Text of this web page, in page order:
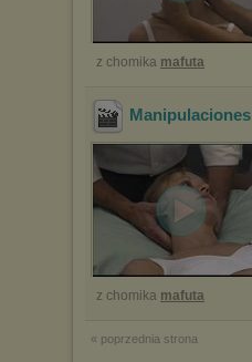
z chomika mafuta
z chomika mafuta
« poprzednia strona